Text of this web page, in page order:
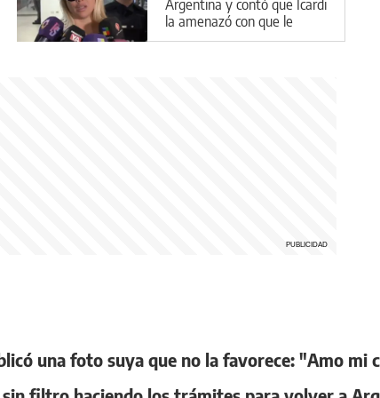
Argentina y contó que Icardi
la amenazó con que le
"esperaba lo peor de lo
una foto suya que no la favorece: "Amo mi